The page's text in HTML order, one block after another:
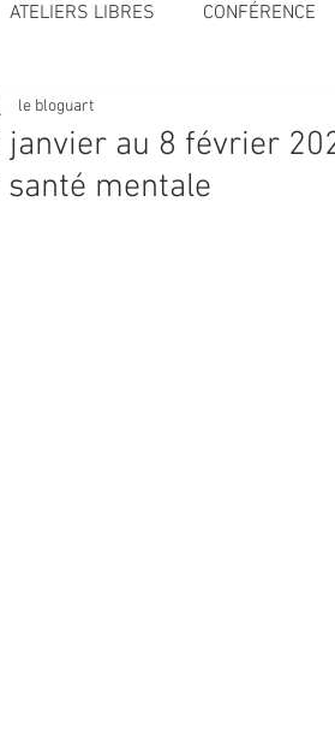
ATELIERS LIBRES CONFÉRENCE
FORMATIONS
janvier au 8 février
santé mentale
le bloguart